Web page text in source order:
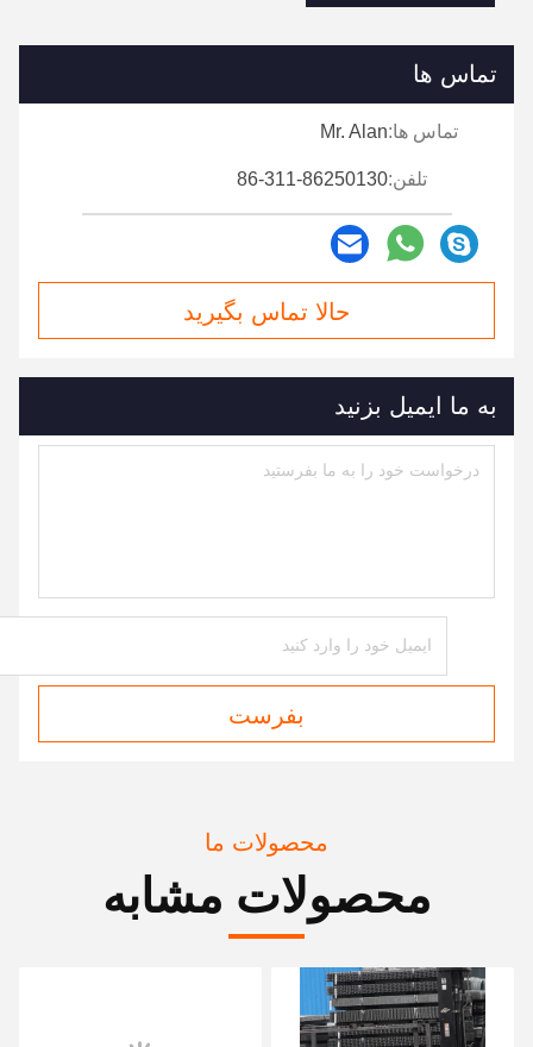
تماس ها
تماس ها:Mr. Alan
تلفن:86-311-86250130
حالا تماس بگیرید
به ما ایمیل بزنید
بفرست
محصولات ما
محصولات مشابه